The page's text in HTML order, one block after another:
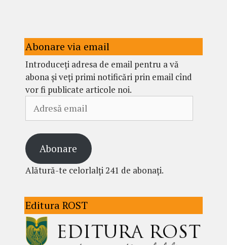
Abonare via email
Introduceți adresa de email pentru a vă
abona și veți primi notificări prin email cînd
vor fi publicate articole noi.
email
Abonare
Alătură-te celorlalți 241 de abonați.
Editura ROST